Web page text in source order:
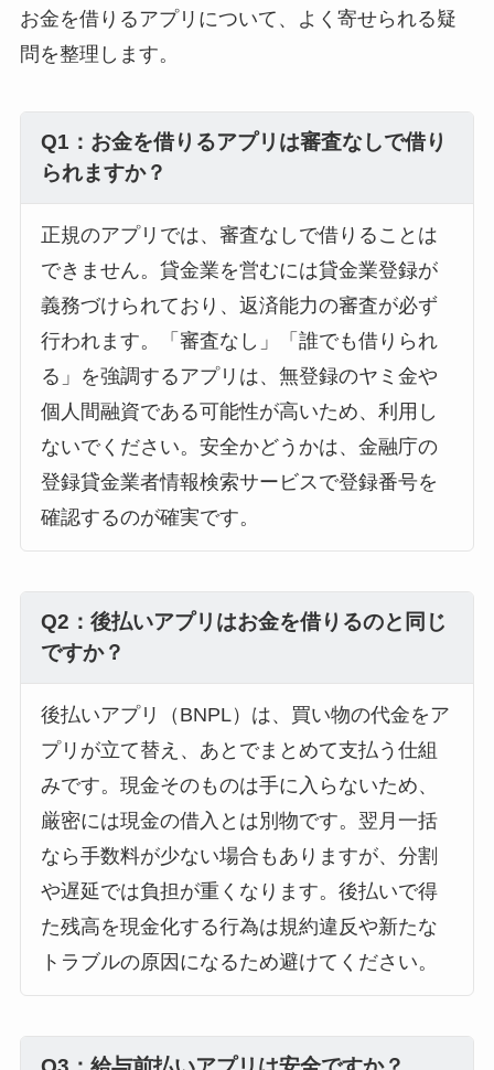
お金を借りるアプリについて、よく寄せられる疑
問を整理します。
Q1：お金を借りるアプリは審査なしで借り
られますか？
正規のアプリでは、審査なしで借りることは
できません。貸金業を営むには貸金業登録が
義務づけられており、返済能力の審査が必ず
行われます。「審査なし」「誰でも借りられ
る」を強調するアプリは、無登録のヤミ金や
個人間融資である可能性が高いため、利用し
ないでください。安全かどうかは、金融庁の
登録貸金業者情報検索サービスで登録番号を
確認するのが確実です。
Q2：後払いアプリはお金を借りるのと同じ
ですか？
後払いアプリ（BNPL）は、買い物の代金をア
プリが立て替え、あとでまとめて支払う仕組
みです。現金そのものは手に入らないため、
厳密には現金の借入とは別物です。翌月一括
なら手数料が少ない場合もありますが、分割
や遅延では負担が重くなります。後払いで得
た残高を現金化する行為は規約違反や新たな
トラブルの原因になるため避けてください。